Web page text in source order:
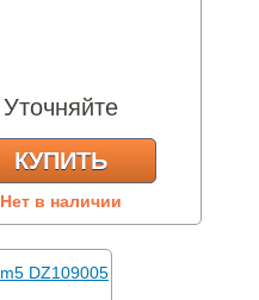
Уточняйте
КУПИТЬ
Нет в наличии